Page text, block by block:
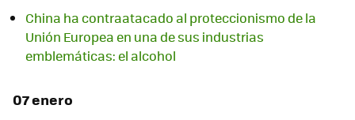
China ha contraatacado al proteccionismo de la
Unión Europea en una de sus industrias
emblemáticas: el alcohol
07 enero